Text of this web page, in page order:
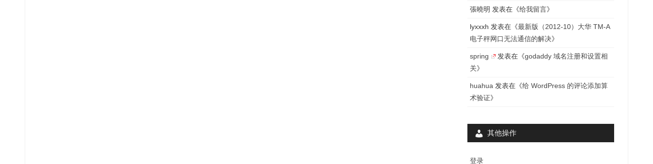
張曉明 发表在《给我留言》
lyxxxh 发表在《最新版（2012-10）大华 TM-A
电子秤网口无法通信的解决》
spring 发表在《godaddy 域名注册和设置相
关》
huahua 发表在《给 WordPress 的评论添加算
术验证》
其他操作
登录